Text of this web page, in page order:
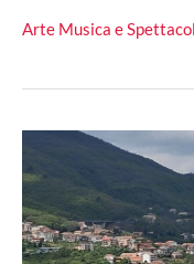
Italia
Calabria:
talento
promozione
del
Arte Musica e